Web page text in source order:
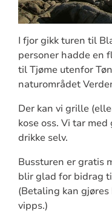
I fjor gikk turen til
personer hadde en
til Tjøme utenfor
naturområdet
Der kan vi grille
kose oss. Vi tar
drikke selv.
Bussturen er gratis
blir glad for bidrag
(Betaling kan
vipps.)